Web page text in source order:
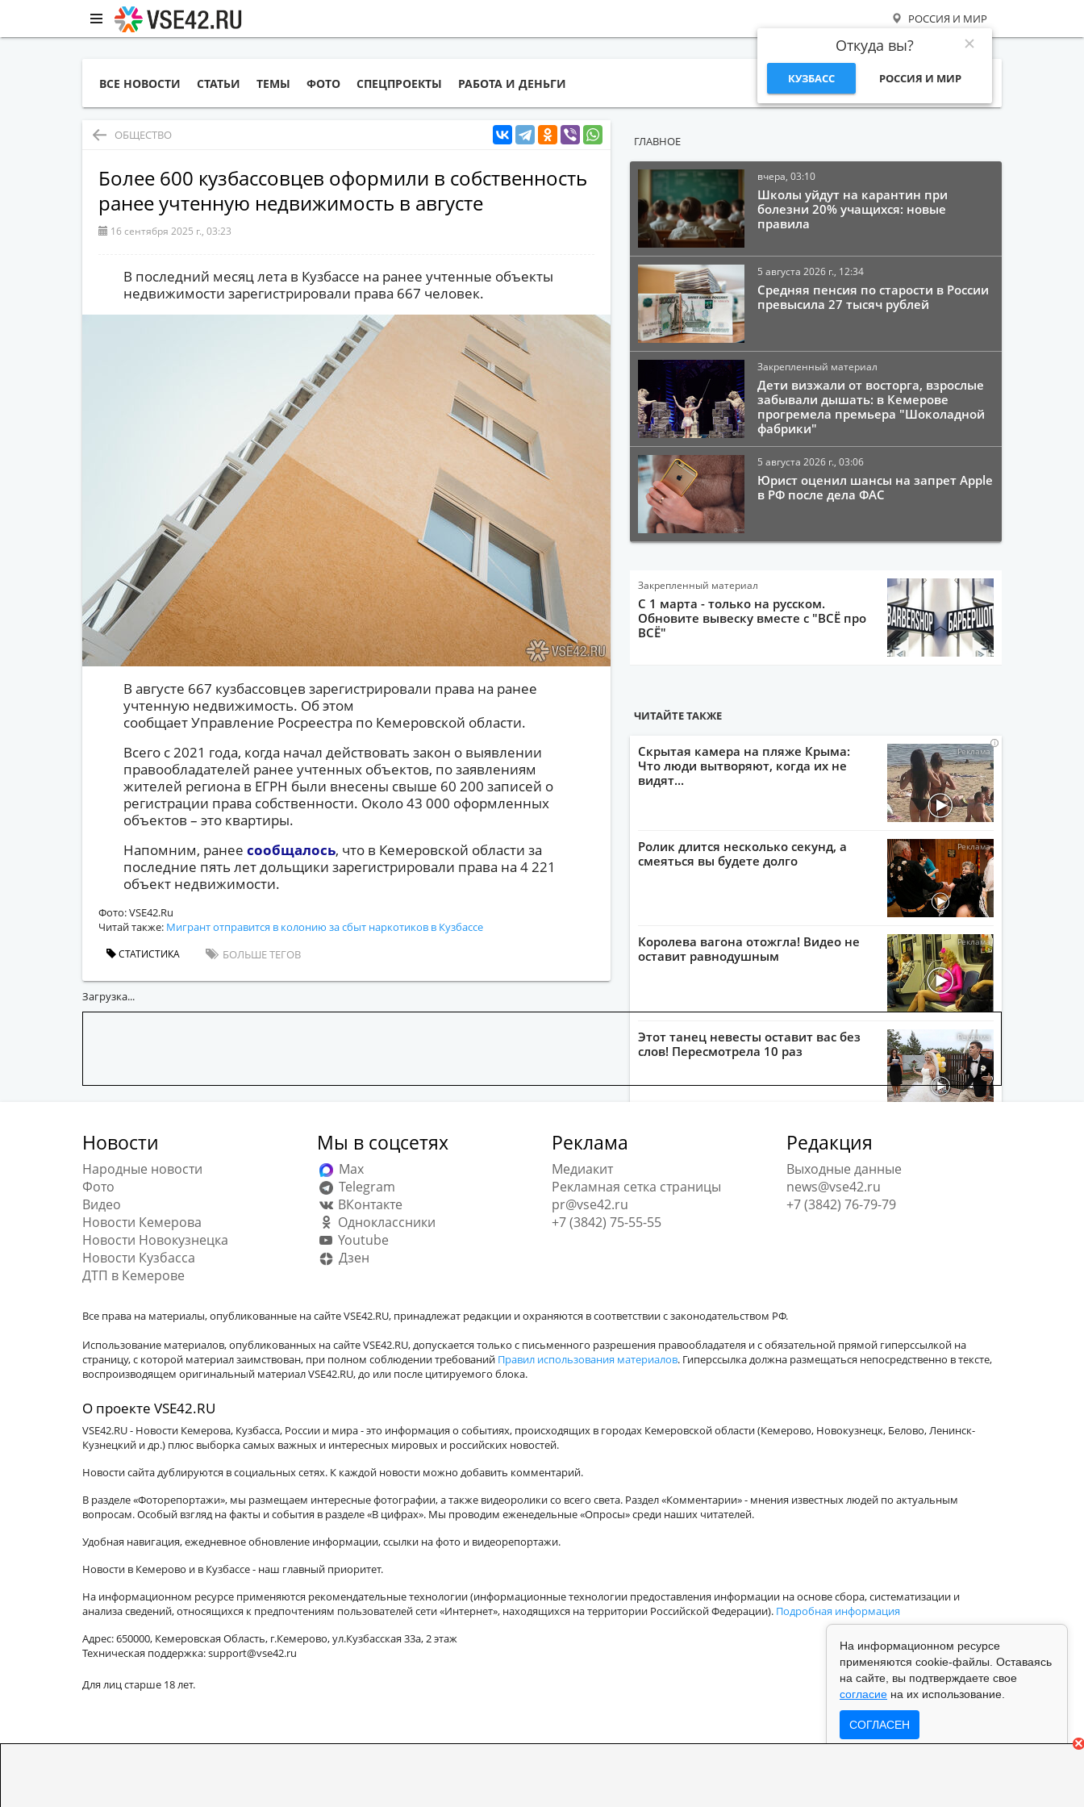
РОССИЯ И МИР
Откуда вы?
КУЗБАСС РОССИЯ И МИР
ВСЕ НОВОСТИ СТАТЬИ ТЕМЫ ФОТО СПЕЦПРОЕКТЫ РАБОТА И ДЕНЬГИ Поиск
ОБЩЕСТВО
Более 600 кузбассовцев оформили в собственность
ранее учтенную недвижимость в августе
16 сентября 2025 г., 03:23
В последний месяц лета в Кузбассе на ранее учтенные объекты
недвижимости зарегистрировали права 667 человек.
В августе 667 кузбассовцев зарегистрировали права на ранее
учтенную недвижимость. Об этом
сообщает Управление Росреестра по Кемеровской области.
Всего с 2021 года, когда начал действовать закон о выявлении
правообладателей ранее учтенных объектов, по заявлениям
жителей региона в ЕГРН были внесены свыше 60 200 записей о
регистрации права собственности. Около 43 000 оформленных
объектов – это квартиры.
Напомним, ранее сообщалось, что в Кемеровской области за
последние пять лет дольщики зарегистрировали права на 4 221
объект недвижимости.
Фото: VSE42.Ru
Читай также: Мигрант отправится в колонию за сбыт наркотиков в Кузбассе
СТАТИСТИКА БОЛЬШЕ ТЕГОВ
Загрузка...
ГЛАВНОЕ
вчера, 03:10
Школы уйдут на карантин при
болезни 20% учащихся: новые
правила
5 августа 2026 г., 12:34
Средняя пенсия по старости в России
превысила 27 тысяч рублей
Закрепленный материал
Дети визжали от восторга, взрослые
забывали дышать: в Кемерове
прогремела премьера "Шоколадной
фабрики"
5 августа 2026 г., 03:06
Юрист оценил шансы на запрет Apple
в РФ после дела ФАС
Закрепленный материал
С 1 марта - только на русском.
Обновите вывеску вместе с "ВСЁ про
ВСЁ"
ЧИТАЙТЕ ТАКЖЕ
i
Скрытая камера на пляже Крыма:
Что люди вытворяют, когда их не
видят...
i
Ролик длится несколько секунд, а
смеяться вы будете долго
i
Королева вагона отожгла! Видео не
оставит равнодушным
i
Этот танец невесты оставит вас без
слов! Пересмотрела 10 раз
Новости
Народные новости
Фото
Видео
Новости Кемерова
Новости Новокузнецка
Новости Кузбасса
ДТП в Кемерове
Мы в соцсетях
Max
Telegram
ВКонтакте
Одноклассники
Youtube
Дзен
Реклама
Медиакит
Рекламная сетка страницы
pr@vse42.ru
+7 (3842) 75-55-55
Редакция
Выходные данные
news@vse42.ru
+7 (3842) 76-79-79
Все права на материалы, опубликованные на сайте VSE42.RU, принадлежат редакции и охраняются в соответствии с законодательством РФ.
Использование материалов, опубликованных на сайте VSE42.RU, допускается только с письменного разрешения правообладателя и с обязательной прямой гиперссылкой на
страницу, с которой материал заимствован, при полном соблюдении требований Правил использования материалов. Гиперссылка должна размещаться непосредственно в тексте,
воспроизводящем оригинальный материал VSE42.RU, до или после цитируемого блока.
О проекте VSE42.RU
VSE42.RU - Новости Кемерова, Кузбасса, России и мира - это информация о событиях, происходящих в городах Кемеровской области (Кемерово, Новокузнецк, Белово, Ленинск-
Кузнецкий и др.) плюс выборка самых важных и интересных мировых и российских новостей.
Новости сайта дублируются в социальных сетях. К каждой новости можно добавить комментарий.
В разделе «Фоторепортажи», мы размещаем интересные фотографии, а также видеоролики со всего света. Раздел «Комментарии» - мнения известных людей по актуальным
вопросам. Особый взгляд на факты и события в разделе «В цифрах». Мы проводим еженедельные «Опросы» среди наших читателей.
Удобная навигация, ежедневное обновление информации, ссылки на фото и видеорепортажи.
Новости в Кемерово и в Кузбассе - наш главный приоритет.
На информационном ресурсе применяются рекомендательные технологии (информационные технологии предоставления информации на основе сбора, систематизации и
анализа сведений, относящихся к предпочтениям пользователей сети «Интернет», находящихся на территории Российской Федерации). Подробная информация
Адрес: 650000, Кемеровская Область, г.Кемерово, ул.Кузбасская 33а, 2 этаж
Техническая поддержка: support@vse42.ru
Для лиц старше 18 лет.
На информационном ресурсе
применяются cookie-файлы. Оставаясь
на сайте, вы подтверждаете свое
согласие на их использование.
СОГЛАСЕН